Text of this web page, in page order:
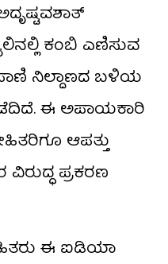
ಕಂಬಿ ಎಣಿಸುವ
ನಿಲ್ದಾಣದ ಬಳಿಯ
ಈ ಅಪಾಯಕಾರಿ
ಆಪತ್ತು
ಪ್ರಕರಣ
ಈ ಐಡಿಯಾ